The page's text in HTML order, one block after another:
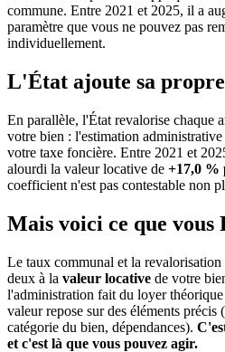
commune. Entre 2021 et 2025, il a
paramètre que vous ne pouvez pas
individuellement.
L'État ajoute sa propre
En parallèle, l'État revalorise chaque
votre bien : l'estimation administrative
votre taxe foncière. Entre 2021 et
alourdi la valeur locative de +17,0 %
coefficient n'est pas contestable non
Mais voici ce que vous
Le taux communal et la
deux à la valeur locative de votre
l'administration fait du loyer
valeur repose sur des éléments précis
catégorie du bien, dépendances).
et c'est là que vous pouvez agir.